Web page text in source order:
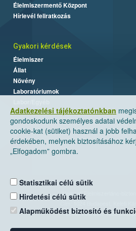
Adatkezelési tájékoztatónkban
gondoskodunk személyes adatai
cookie-kat (sütiket) használ a jobb
érdekében, melynek biztosításához
„Elfogadom” gombra.
Statisztikai célú sütik
Hirdetési célú sütik
Alapműködést biztosító és
Élelmiszermentő Központ
Hírlevél feliratkozás
Gyakori kérdések
Élelmiszer
Állat
Növény
Laboratóriumok
Nemzeti Élelmiszerlánc-
Levelezési cím: 1525